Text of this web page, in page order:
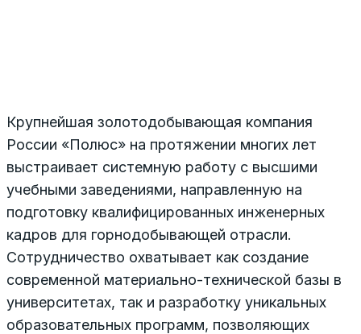
Крупнейшая золотодобывающая компания
России «Полюс» на протяжении многих лет
выстраивает системную работу с высшими
учебными заведениями, направленную на
подготовку квалифицированных инженерных
кадров для горнодобывающей отрасли.
Сотрудничество охватывает как создание
современной материально-технической базы в
университетах, так и разработку уникальных
образовательных программ, позволяющих